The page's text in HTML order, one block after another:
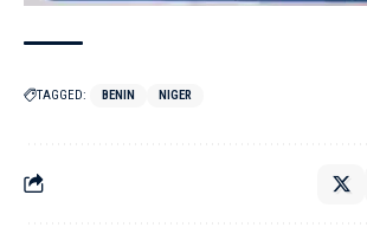
TAGGED: BENIN NIGER